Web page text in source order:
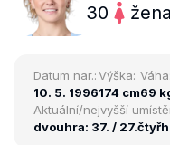
30 žena
Datum nar.:
10. 5. 1996
Výška:
174 cm
Váha:
69
Aktuální/nejvyšší
dvouhra: 37. / 27.